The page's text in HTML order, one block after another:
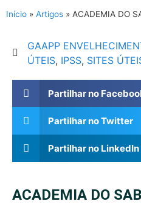
Início » Artigos » ACADEMIA DO
GAAPP
ÚTEIS, IPSS, SITES
Partilhar no
Partilhar no Twitter
Partilhar no LinkedIn
ACADEMIA DO